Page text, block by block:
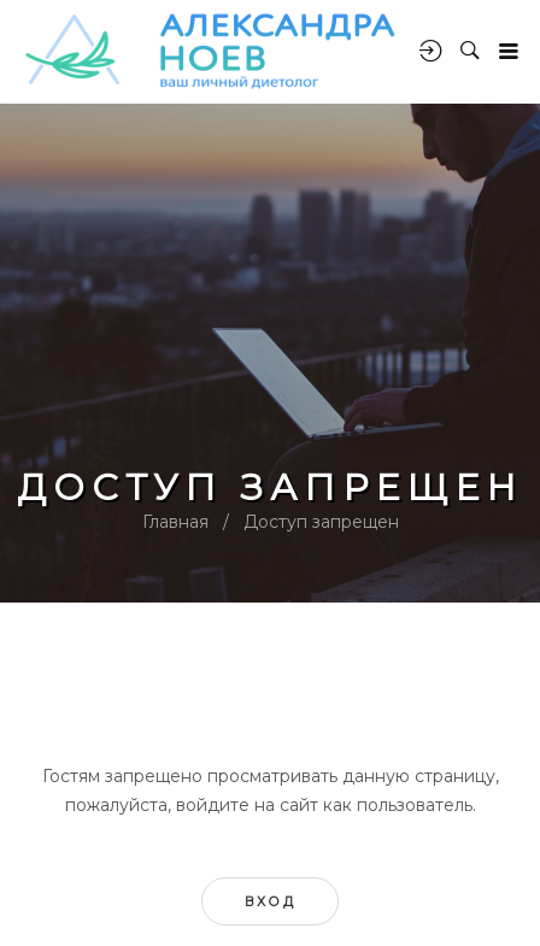
ДОСТУП ЗАПРЕЩЕН
Главная Доступ запрещен
Гостям запрещено просматривать данную страницу,
пожалуйста, войдите на сайт как пользователь.
ВХОД